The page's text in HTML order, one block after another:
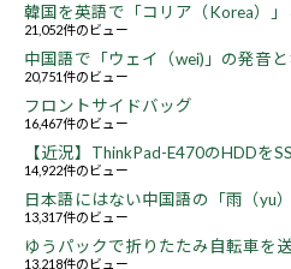
韓国を英語で「コリア（Korea）
21,052件のビュー
中国語で「ウェイ（wei)」の発音と
20,751件のビュー
フロントサイドバッグ
16,467件のビュー
【近況】ThinkPad-E470のHDDを
14,922件のビュー
日本語にはない中国語の「雨（yu
13,317件のビュー
ゆうパックで折りたたみ自転車を
13,218件のビュー